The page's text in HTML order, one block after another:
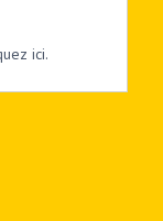
ici.